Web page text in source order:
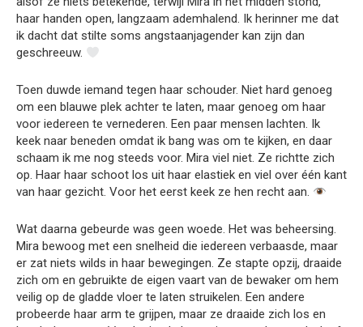
haar handen open, langzaam ademhalend. Ik herinner me dat
ik dacht dat stilte soms angstaanjagender kan zijn dan
geschreeuw.
Toen duwde iemand tegen haar schouder. Niet hard genoeg
om een blauwe plek achter te laten, maar genoeg om haar
voor iedereen te vernederen. Een paar mensen lachten. Ik
keek naar beneden omdat ik bang was om te kijken, en daar
schaam ik me nog steeds voor. Mira viel niet. Ze richtte zich
op. Haar haar schoot los uit haar elastiek en viel over één kant
van haar gezicht. Voor het eerst keek ze hen recht aan.
Wat daarna gebeurde was geen woede. Het was beheersing.
Mira bewoog met een snelheid die iedereen verbaasde, maar
er zat niets wilds in haar bewegingen. Ze stapte opzij, draaide
zich om en gebruikte de eigen vaart van de bewaker om hem
veilig op de gladde vloer te laten struikelen. Een andere
probeerde haar arm te grijpen, maar ze draaide zich los en